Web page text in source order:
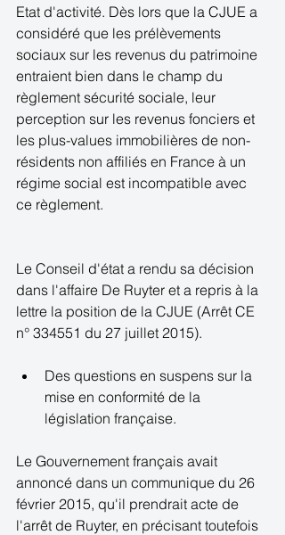
Etat d'activité. Dès lors que la CJUE a
considéré que les prélèvements
sociaux sur les revenus du patrimoine
entraient bien dans le champ du
règlement sécurité sociale, leur
perception sur les revenus fonciers et
les plus-values immobilières de non-
résidents non affiliés en France à un
régime social est incompatible avec
ce règlement.
Le Conseil d'état a rendu sa décision
dans l'affaire De Ruyter et a repris à la
lettre la position de la CJUE (Arrêt CE
n° 334551 du 27 juillet 2015).
Des questions en suspens sur la
mise en conformité de la
législation française.
Le Gouvernement français avait
annoncé dans un communique du 26
février 2015, qu'il prendrait acte de
l'arrêt de Ruyter, en précisant toutefois